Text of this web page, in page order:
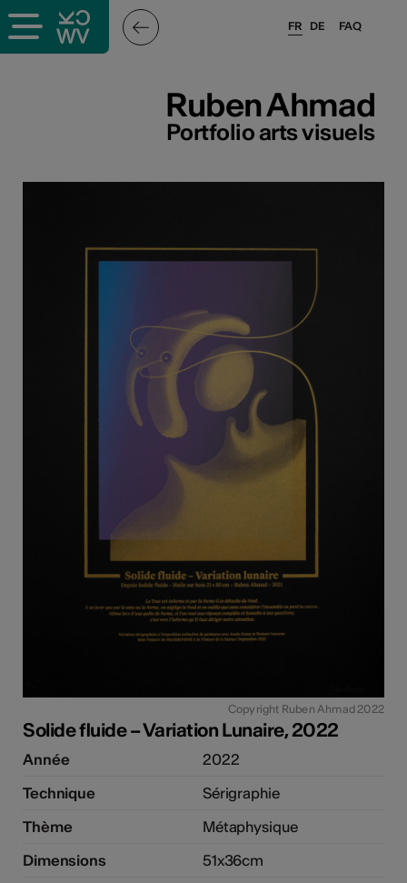
FAQ
FR DE
Ruben Ahmad
Portfolio arts visuels
Copyright Ruben Ahmad 2022
Solide fluide – Variation Lunaire, 2022
Année
2022
Technique
Sérigraphie
Thème
Métaphysique
Dimensions
51x36cm